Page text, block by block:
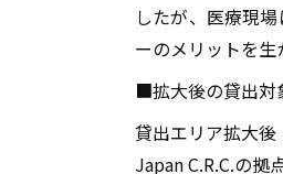
したが、医療現
ーのメリットを生
■拡大後の貸出対
貸出エリア拡大
Japan C.R.C.の拠